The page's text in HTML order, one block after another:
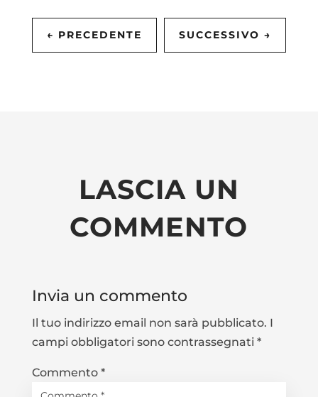
← PRECEDENTE SUCCESSIVO →
LASCIA UN
COMMENTO
Invia un commento
Il tuo indirizzo email non sarà pubblicato. I
campi obbligatori sono contrassegnati *
Commento *